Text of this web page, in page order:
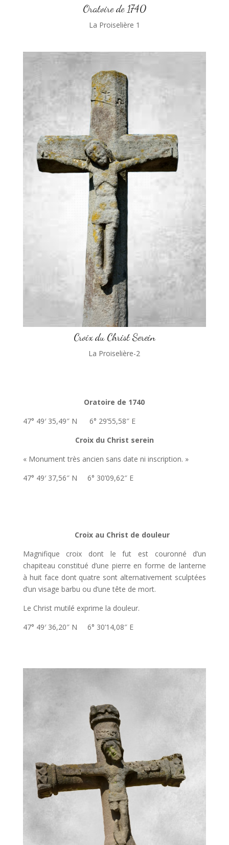
Oratoire de 1740
La Proiselière 1
Croix du Christ Serein
La Proiselière-2
Oratoire de 1740
47° 49′ 35,49″ N 6° 29’55,58″ E
Croix du Christ serein
« Monument très ancien sans date ni inscription. »
47° 49′ 37,56″ N 6° 30’09,62″ E
Croix au Christ de douleur
Magnifique croix dont le fut est couronné d’un
chapiteau constitué d’une pierre en forme de lanterne
à huit face dont quatre sont alternativement sculptées
d’un visage barbu ou d’une tête de mort.
Le Christ mutilé exprime la douleur.
47° 49′ 36,20″ N 6° 30’14,08″ E